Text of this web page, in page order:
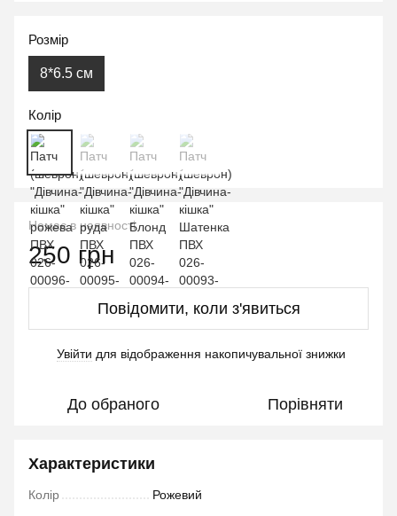
Розмір
8*6.5 см
Колір
Немає в наявності
250 грн
Повідомити, коли з'явиться
Увійти для відображення накопичувальної знижки
До обраного Порівняти
Характеристики
Колір Рожевий